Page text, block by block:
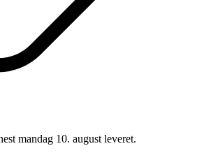
mandag 10. august leveret.